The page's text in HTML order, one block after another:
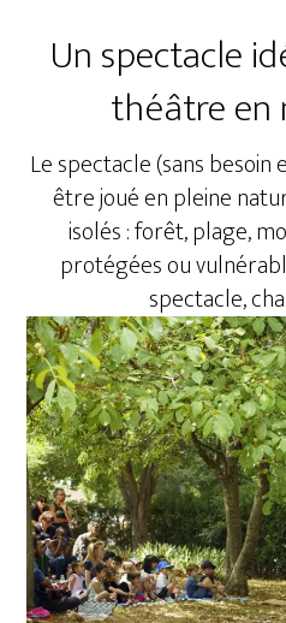
Un spectacle
théâtre en
Le spectacle (sans
être joué en pleine
isolés : forêt, plage,
protégées ou
spectacle,